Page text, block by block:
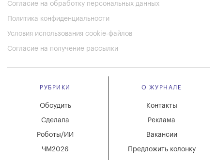
Согласие на обработку персональных данных
Политика конфиденциальности
Условия использования cookie-файлов
Согласие на получение рассылки
РУБРИКИ
Обсудить
Сделала
Роботы/ИИ
ЧМ2026
О ЖУРНАЛЕ
Вакансии
Реклама
Контакты
Предложить колонку